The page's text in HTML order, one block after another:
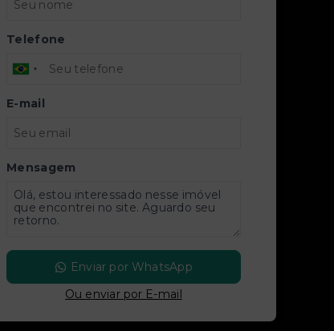
Telefone
E-mail
Mensagem
Enviar por WhatsApp
Ou enviar por E-mail